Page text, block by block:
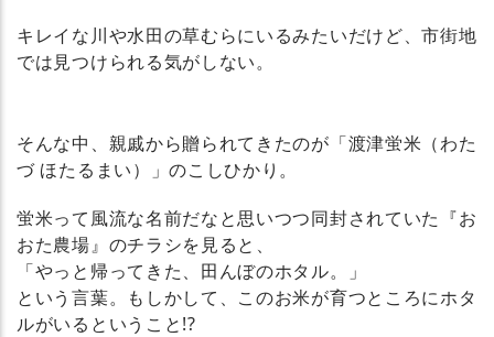
キレイな川や水田の草むらにいるみたいだけど、市街地
では見つけられる気がしない。
そんな中、親戚から贈られてきたのが「渡津蛍米（わた
づ ほたるまい）」のこしひかり。
蛍米って風流な名前だなと思いつつ同封されていた『お
おた農場』のチラシを見ると、
「やっと帰ってきた、田んぼのホタル。」
という言葉。もしかして、このお米が育つところにホタ
ルがいるということ!?